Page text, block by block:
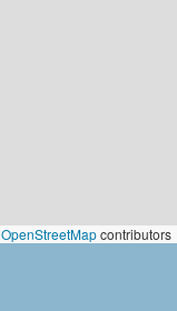
OpenStreetMapcontributors